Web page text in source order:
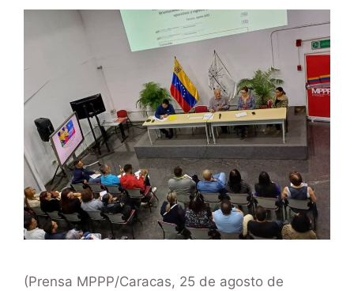
(Prensa MPPP/Caracas, 25 de agosto de